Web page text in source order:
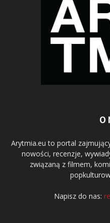
O
Arytmia.eu to portal
nowości, recenzje,
związaną z filmem,
Napisz do nas: